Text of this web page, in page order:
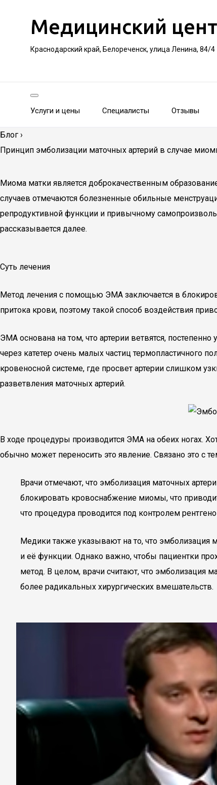
Медицинский
Краснодарский край, Белореченск, улица Ленина, 84/4
Услуги и цены Специалисты Отзывы
Блог ›
Принцип эмболизации маточных артерий в случае
Миома матки является доброкачественным
случаев отмечаются болезненные обильные
репродуктивной функции и привычному
рассказывается далее.
Суть лечения
Метод лечения с помощью ЭМА заключается в
притока крови, поэтому такой способ воздействия
ЭМА основана на том, что артерии ветвятся,
через катетер очень малых частиц термопластичного
кровеносной системе, где просвет артерии слишком
разветвления маточных артерий.
В ходе процедуры производится ЭМА на обеих ногах.
обычно может переносить это явление. Связано это с
Врачи отмечают, что эмболизация маточных
блокировать кровоснабжение миомы, что
что процедура проводится под контролем
Медики также указывают на то, что эмболизация
и её функции. Однако важно, чтобы пациентки
метод. В целом, врачи считают, что
более радикальных хирургических вмешательств.